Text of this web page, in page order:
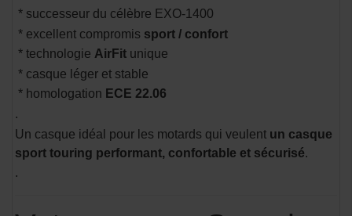
* successeur du célèbre EXO-1400
* excellent compromis sport / confort
* technologie AirFit unique
* casque léger et stable
* homologation ECE 22.06
.
Un casque idéal pour les motards qui veulent un casque
sport touring performant, confortable et sécurisé.
.